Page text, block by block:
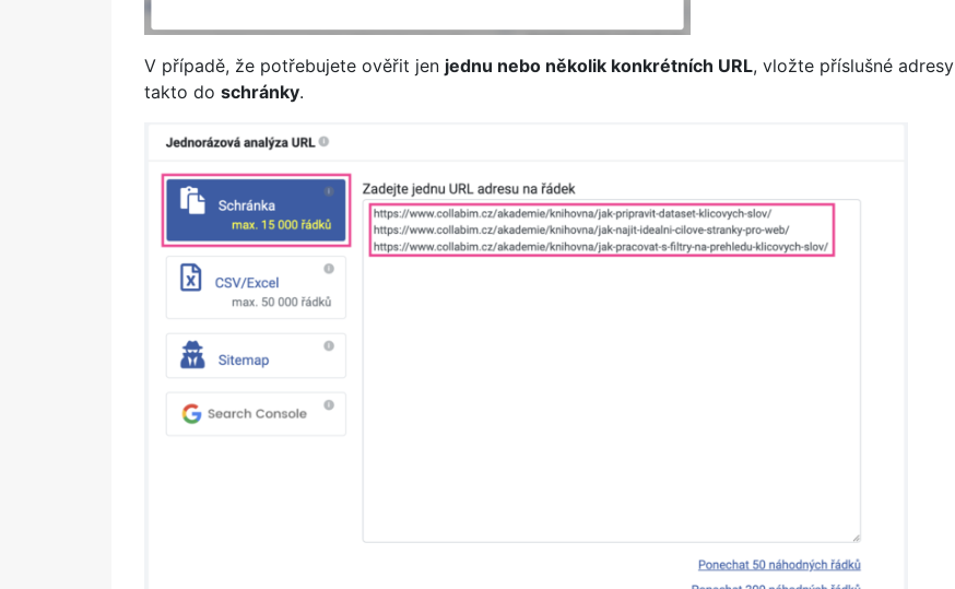
V případě, že potřebujete ověřit jen jednu nebo několik konkrétních URL, vložte příslušné adresy
takto do schránky.